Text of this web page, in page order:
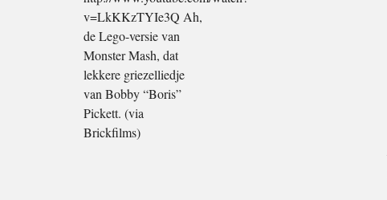
v=LkKKzTYIe3Q Ah,
de Lego-versie van
Monster Mash, dat
lekkere griezelliedje
van Bobby “Boris”
Pickett. (via
Brickfilms)